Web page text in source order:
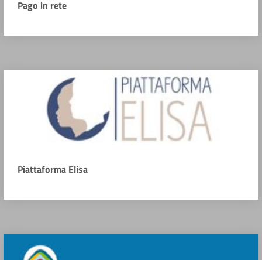
Pago in rete
Piattaforma Elisa